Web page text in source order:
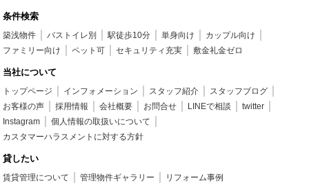
条件検索
築浅物件 バストイレ別 駅徒歩10分 単身向け
カップル向け
ファミリー向け
ペット可 セキュリティ充実 敷金礼金ゼロ
当社について
トップページ インフォメーション スタッフ紹介
スタッフブログ
お客様の声
採用情報 会社概要 お問合せ LINEで相談
twitter
Instagram
個人情報の取扱いについて
カスタマーハラスメントに対する方針
貸したい
賃貸管理について 管理物件ギャラリー リフォーム事例